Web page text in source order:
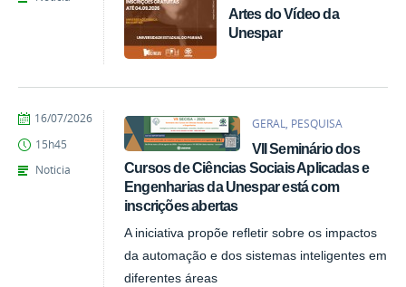
Artes do Vídeo da
Unespar
GERAL, PESQUISA
VII Seminário dos
Cursos de Ciências Sociais Aplicadas e
Engenharias da Unespar está com
inscrições abertas
A iniciativa propõe refletir sobre os impactos
da automação e dos sistemas inteligentes em
diferentes áreas
por
Kais
de
publicado
16/07/2026
15h45
Noticia